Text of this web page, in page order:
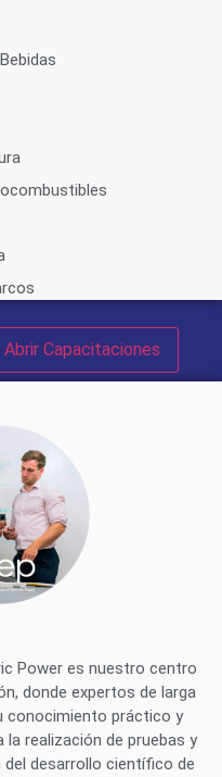
Abrir Capacitaciones
Power es nuestro centro
donde expertos de larga
conocimiento práctico y
realización de pruebas y
desarrollo científico de